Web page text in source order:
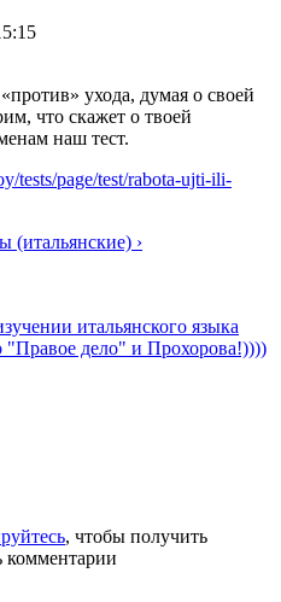
ухода, думая о своей
что скажет о твоей
наш тест.
tests/page/test/rabota-ujti-ili-
(итальянские) ›
итальянского языка
"Правое дело" и Прохорова!))))
, чтобы получить
комментарии